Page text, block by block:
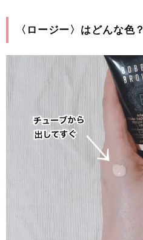
〈ロージー〉はどんな色？